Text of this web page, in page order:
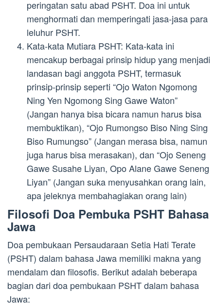
peringatan satu abad PSHT. Doa ini untuk
menghormati dan memperingati jasa-jasa para
leluhur PSHT.
Kata-kata Mutiara PSHT: Kata-kata ini
mencakup berbagai prinsip hidup yang menjadi
landasan bagi anggota PSHT, termasuk
prinsip-prinsip seperti “Ojo Waton Ngomong
Ning Yen Ngomong Sing Gawe Waton”
(Jangan hanya bisa bicara namun harus bisa
membuktikan), “Ojo Rumongso Biso Ning Sing
Biso Rumungso” (Jangan merasa bisa, namun
juga harus bisa merasakan), dan “Ojo Seneng
Gawe Susahe Liyan, Opo Alane Gawe Seneng
Liyan” (Jangan suka menyusahkan orang lain,
apa jeleknya membahagiakan orang lain)
Filosofi Doa Pembuka PSHT Bahasa
Jawa
Doa pembukaan Persaudaraan Setia Hati Terate
(PSHT) dalam bahasa Jawa memiliki makna yang
mendalam dan filosofis. Berikut adalah beberapa
bagian dari doa pembukaan PSHT dalam bahasa
Jawa: